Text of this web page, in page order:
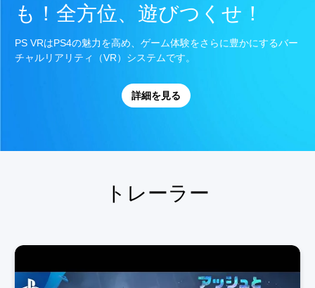
も！全方位、遊びつくせ！
PS VRはPS4の魅力を高め、ゲーム体験をさらに豊かにするバー
チャルリアリティ（VR）システムです。
詳細を見る
トレーラー